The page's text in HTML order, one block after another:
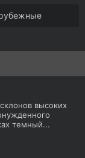
высоких
темный...